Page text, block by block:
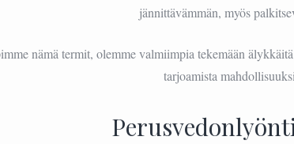
jännittävämmän, myös
nämä termit, olemme valmiimpia tekemään
tarjoamista